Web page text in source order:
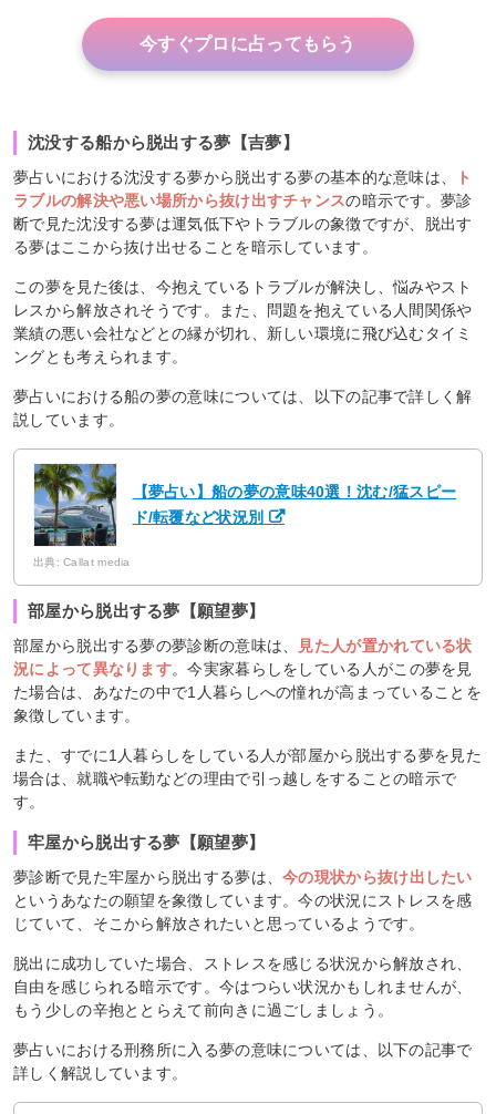
今すぐプロに占ってもらう
沈没する船から脱出する夢【吉夢】
夢占いにおける沈没する夢から脱出する夢の基本的な意味は、
ト
ラブルの解決や悪い場所から抜け出すチャンスの暗示です。夢診
断で見た沈没する夢は運気低下やトラブルの象徴ですが、脱出す
る夢はここから抜け出せることを暗示しています。
この夢を見た後は、今抱えているトラブルが解決し、悩みやスト
レスから解放されそうです。また、問題を抱えている人間関係や
業績の悪い会社などとの縁が切れ、新しい環境に飛び込むタイミ
ングとも考えられます。
夢占いにおける船の夢の意味については、以下の記事で詳しく解
説しています。
【夢占い】船の夢の意味40選！沈む/猛スピー
ド/転覆など状況別
出典: Callat media
部屋から脱出する夢【願望夢】
部屋から脱出する夢の夢診断の意味は、
見た人が置かれている状
況によって異なります。今実家暮らしをしている人がこの夢を見
た場合は、あなたの中で1人暮らしへの憧れが高まっていることを
象徴しています。
また、すでに1人暮らしをしている人が部屋から脱出する夢を見た
場合は、就職や転勤などの理由で引っ越しをすることの暗示で
す。
牢屋から脱出する夢【願望夢】
夢診断で見た牢屋から脱出する夢は、今の現状から抜け出したい
というあなたの願望を象徴しています。今の状況にストレスを感
じていて、そこから解放されたいと思っているようです。
脱出に成功していた場合、ストレスを感じる状況から解放され、
自由を感じられる暗示です。今はつらい状況かもしれませんが、
もう少しの辛抱ととらえて前向きに過ごしましょう。
夢占いにおける刑務所に入る夢の意味については、以下の記事で
詳しく解説しています。